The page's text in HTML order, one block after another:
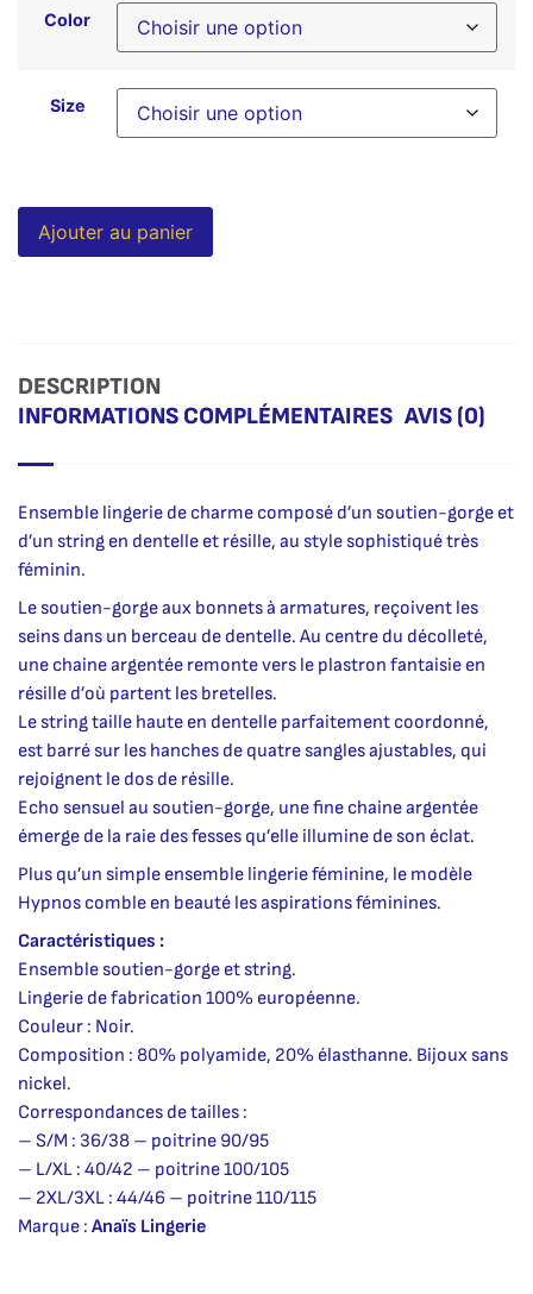
Color
Size
Ajouter au panier
DESCRIPTION
INFORMATIONS COMPLÉMENTAIRES AVIS (0)
Ensemble lingerie de charme composé d’un soutien-gorge et
d’un string en dentelle et résille, au style sophistiqué très
féminin.
Le soutien-gorge aux bonnets à armatures, reçoivent les
seins dans un berceau de dentelle. Au centre du décolleté,
une chaine argentée remonte vers le plastron fantaisie en
résille d’où partent les bretelles.
Le string taille haute en dentelle parfaitement coordonné,
est barré sur les hanches de quatre sangles ajustables, qui
rejoignent le dos de résille.
Echo sensuel au soutien-gorge, une fine chaine argentée
émerge de la raie des fesses qu’elle illumine de son éclat.
Plus qu’un simple ensemble lingerie féminine, le modèle
Hypnos comble en beauté les aspirations féminines.
Caractéristiques :
Ensemble soutien-gorge et string.
Lingerie de fabrication 100% européenne.
Couleur : Noir.
Composition : 80% polyamide, 20% élasthanne. Bijoux sans
nickel.
Correspondances de tailles :
– S/M : 36/38 – poitrine 90/95
– L/XL : 40/42 – poitrine 100/105
– 2XL/3XL : 44/46 – poitrine 110/115
Marque : Anaïs Lingerie